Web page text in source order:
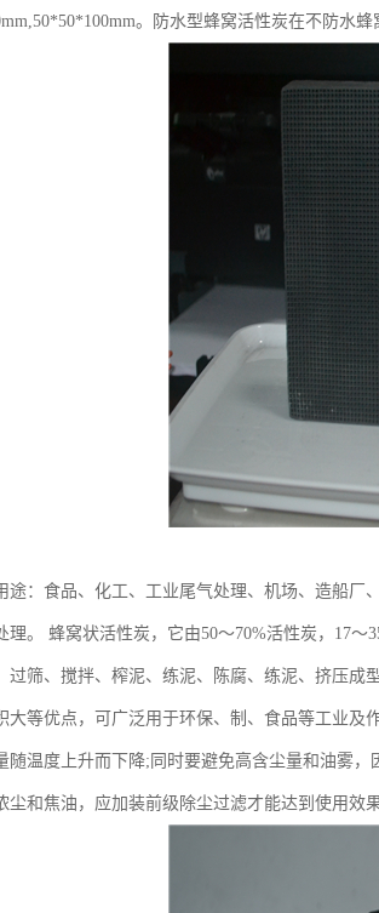
。防水型蜂窝活性炭在不防水
途：食品、化工、工业尾气处理、机场、造船
理。 蜂窝状活性炭，它由50～70%活性炭，17
过筛、搅拌、榨泥、练泥、陈腐、练泥、挤压成
大等优点，可广泛用于环保、制、食品等工业
随温度上升而下降;同时要避免高含尘量和油雾
尘和焦油，应加装前级除尘过滤才能达到使用效